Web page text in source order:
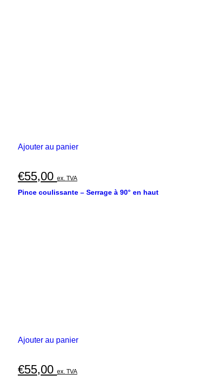
Ajouter au panier
€55,00 ex. TVA
Pince coulissante – Serrage à 90° en haut
Ajouter au panier
€55,00 ex. TVA